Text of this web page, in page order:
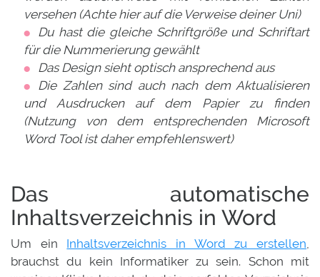
versehen (Achte hier auf die Verweise deiner Uni)
Du hast die gleiche Schriftgröße und Schriftart
für die Nummerierung gewählt
Das Design sieht optisch ansprechend aus
Die Zahlen sind auch nach dem Aktualisieren
und Ausdrucken auf dem Papier zu finden
(Nutzung von dem entsprechenden Microsoft
Word Tool ist daher empfehlenswert)
Das automatische
Inhaltsverzeichnis in Word
Um ein Inhaltsverzeichnis in Word zu erstellen
brauchst du kein Informatiker zu sein. Schon mit